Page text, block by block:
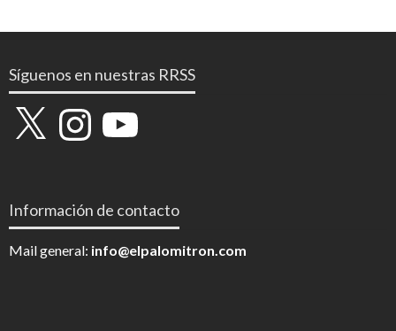
Síguenos en nuestras RRSS
X InstagramYouTube
Información de contacto
Mail general: info@elpalomitron.com